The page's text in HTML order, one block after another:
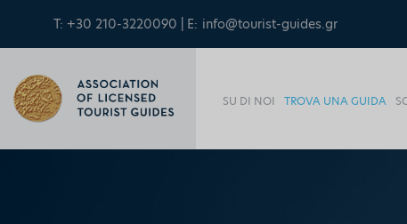
T: +30 210-3220090 | E: info@tourist-guides.gr
SU DI NOI TROVA UNA GUIDA